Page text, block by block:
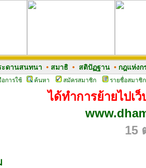
ะดานสนทนา • สมาธิ• สติปัฏฐาน• กฎแห่งก
การใช้ ค้นหา สมัครสมาชิก รายชื่อสมาชิก
ได้ทำการย้ายไปเ
15